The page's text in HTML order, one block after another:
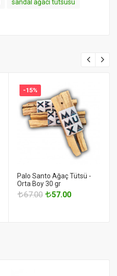
sandal ağacı tütsüsü
-15%
Palo Santo Ağaç Tütsü -
Orta Boy 30 gr
67.00 57.00